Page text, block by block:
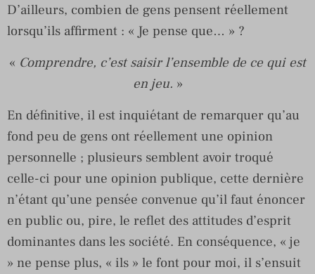
D’ailleurs, combien de gens pensent réellement
lorsqu’ils affirment : « Je pense que… » ?
« Comprendre, c’est saisir l’ensemble de ce qui est
en jeu. »
En définitive, il est inquiétant de remarquer qu’au
fond peu de gens ont réellement une opinion
personnelle ; plusieurs semblent avoir troqué
celle-ci pour une opinion publique, cette dernière
n’étant qu’une pensée convenue qu’il faut énoncer
en public ou, pire, le reflet des attitudes d’esprit
dominantes dans les société. En conséquence, « je
» ne pense plus, « ils » le font pour moi, il s’ensuit